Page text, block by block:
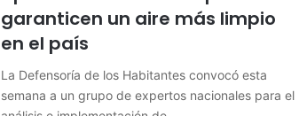
garanticen un aire más limpio
en el país
La Defensoría de los Habitantes convocó esta
semana a un grupo de expertos nacionales para el